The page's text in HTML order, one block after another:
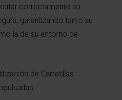
correctamente su
garantizando tanto su
la de su entorno de
de Carretillas